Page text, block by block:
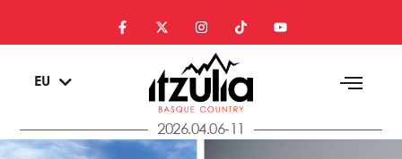
EU
EN
2026.04.06-11